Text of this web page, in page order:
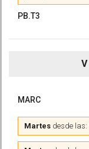
PB.T3
V
MARC
Martes desde las: